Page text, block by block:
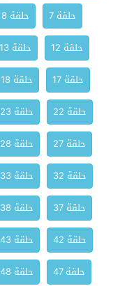
حلقة 7
حلقة 8
حلقة 12
حلقة 13
حلقة 17
حلقة 18
حلقة 22
حلقة 23
حلقة 27
حلقة 28
حلقة 32
حلقة 33
حلقة 37
حلقة 38
حلقة 42
حلقة 43
حلقة 47
حلقة 48